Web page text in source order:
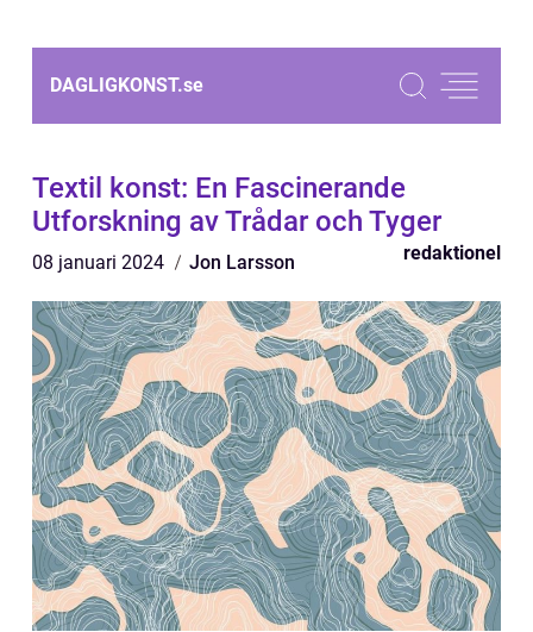
DAGLIGKONST.se
Textil konst: En Fascinerande
Utforskning av Trådar och Tyger
08 januari 2024 Jon Larsson redaktionel